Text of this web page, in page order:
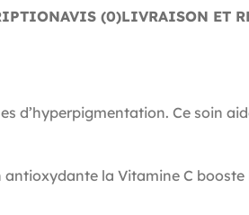
AVIS (0)LIVRAISON ET
d’hyperpigmentation. Ce soin
la Vitamine C